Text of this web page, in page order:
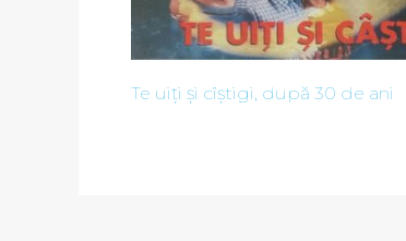
Te uiți și cîștigi, după 30 de ani